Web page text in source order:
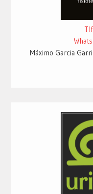
Máximo Garcia